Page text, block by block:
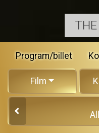
Program/billet
Film